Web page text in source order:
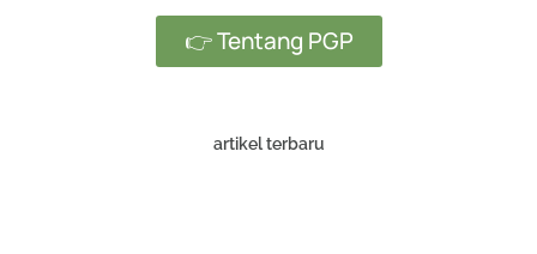
👉 Tentang PGP
artikel terbaru